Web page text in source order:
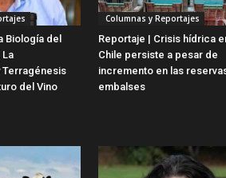
Biología del
La
Terragénesis
del Vino
Columnas y Reportajes
Reportaje | Crisis hídrica
Chile persiste a pesar de
incremento en las
embalses